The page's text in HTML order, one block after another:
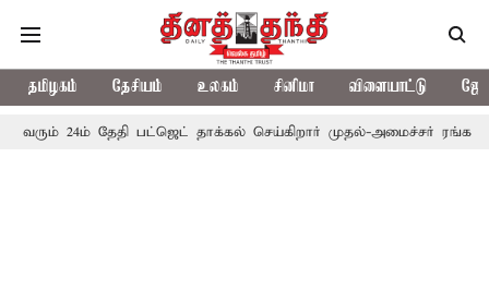
தமிழகம் தேசியம் உலகம் சினிமா விளையாட்டு
தேதி பட்ஜெட் தாக்கல் செய்கிறார் முதல்-அமைச்சர் ரங்கசாமி